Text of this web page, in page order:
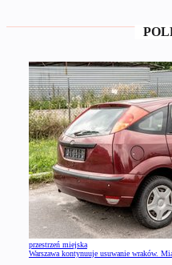
przestrzeń miejska
Warszawa kontynuuje usuwanie wraków.